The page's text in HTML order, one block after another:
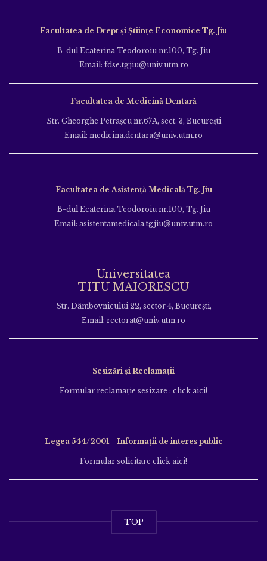
Facultatea de Drept și Științe Economice Tg. Jiu
B-dul Ecaterina Teodoroiu nr.100, Tg. Jiu
Email: fdse.tgjiu@univ.utm.ro
Facultatea de Medicină Dentară
Str. Gheorghe Petraşcu nr.67A, sect. 3, Bucureşti
Email: medicina.dentara@univ.utm.ro
Facultatea de Asistență Medicală Tg. Jiu
B-dul Ecaterina Teodoroiu nr.100, Tg. Jiu
Email: asistentamedicala.tgjiu@univ.utm.ro
Universitatea
TITU MAIORESCU
Str. Dâmbovnicului 22, sector 4, București,
Email: rectorat@univ.utm.ro
Sesizări și Reclamații
Formular reclamație sesizare : click aici!
Legea 544/2001 - Informații de interes public
Formular solicitare click aici!
TOP